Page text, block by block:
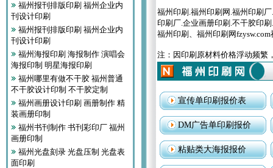
福州报刊排版印刷 福州企业内
刊设计印刷
福州报刊排版印刷 福州企业内
刊设计印刷
福州海报印刷 海报制作 演唱会
海报印制 明星海报印刷
福州哪里有做不干胶 福州普通
不干胶设计印制 不干胶定制
福州画册设计印刷 画册制作 精
装画册印制
福州书刊制作 书刊彩印厂 福州
画册印制
福州光盘刻录 光盘压制 光盘表
面印刷
福州印刷.福州印刷网.福州印刷
印刷厂.企业画册印刷.不干胶印
福州印刷、福州印刷网
注：因印刷原材料价格浮动频繁
宣传单印刷报价表
DM广告单印刷报价
粘贴类大海报报价